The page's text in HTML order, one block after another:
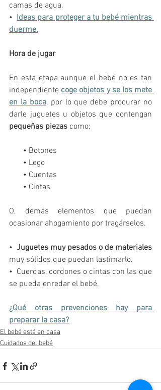
camas de agua.
• Ideas para proteger a tu bebé mientras
duerme.
Hora de jugar
En esta etapa aunque el bebé no es tan
independiente coge objetos y se los mete
en la boca, por lo que debe procurar no
pequeñas piezas como:
• Botones
• Lego
• Cuentas
• Cintas
O, demás elementos que puedan
ocasionar ahogamiento por tragárselos.
• Juguetes muy pesados o de materiales
muy sólidos que puedan lastimarlo.
•  Cuerdas, cordones o cintas con las que
se pueda enredar el bebé.
¿Qué otras prevenciones hay para
preparar la casa?
El bebé está en casa
Cuidados del bebé